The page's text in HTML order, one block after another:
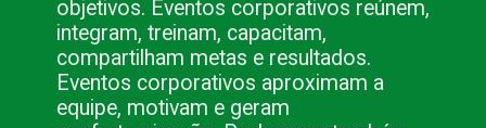
objetivos. Eventos corporativos reúnem,
integram, treinam, capacitam,
compartilham metas e resultados.
Eventos corporativos aproximam a
equipe, motivam e geram